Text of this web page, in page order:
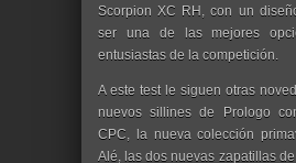
Scorpion XC RH, con un
ser una de las mejores
entusiastas de la competición.
A este test le siguen otras
nuevos sillines de Prologo
CPC, la nueva colección
Alé, las dos nuevas zapatillas